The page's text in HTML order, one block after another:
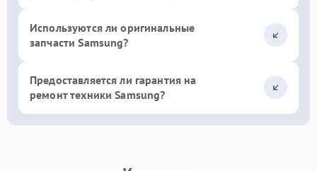
Используются ли оригинальные
запчасти Samsung?
Предоставляется ли гарантия на
ремонт техники Samsung?